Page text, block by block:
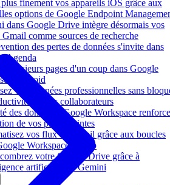
finement vos appareils iOS grâce aux
options de Google Endpoint
dans Google Drive intègre désormais vos
Gmail comme sources de recherche
des pertes de données s'invite dans
Agenda
plusieurs pages d'un coup dans Google
Android
vos données professionnelles sans
de vos collaborateurs
des données : Google Workspace
de vos pièces jointes
vos flux de travail grâce aux boucles
Workspace Studio
votre Google Drive grâce à
artificielle de Gemini